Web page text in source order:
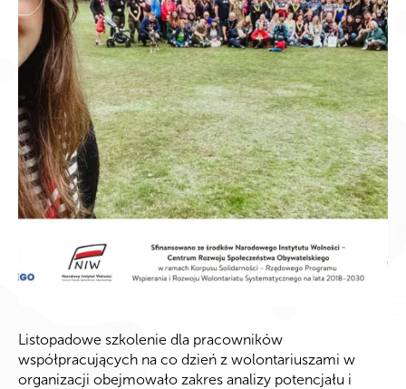
Listopadowe szkolenie dla pracowników
współpracujących na co dzień z wolontariuszami w
organizacji obejmowało zakres analizy potencjału i